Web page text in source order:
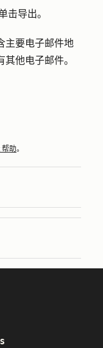
击导出。
主要电子邮件地
其他电子邮件。
帮助。